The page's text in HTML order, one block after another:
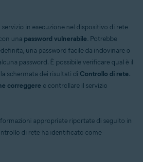
Basic / Home Premium / Professional /
64 bit
(El Capitan)
in esecuzione nel dispositivo di rete
una password vulnerabile. Potrebbe
una password facile da indovinare o
password. È possibile verificare qual è il
schermata dei risultati di Controllo di rete.
correggere e controllare il servizio
appropriate riportate di seguito in
di rete ha identificato come